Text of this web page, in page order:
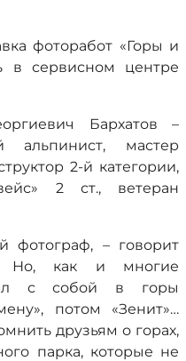
фоторабот «Горы и
в сервисном центре
Бархатов –
альпинист, мастер
2-й категории,
2 ст., ветеран
фотограф, – говорит
Но, как и многие
с собой в горы
потом «Зенит»…
друзьям о горах,
парка, которые не